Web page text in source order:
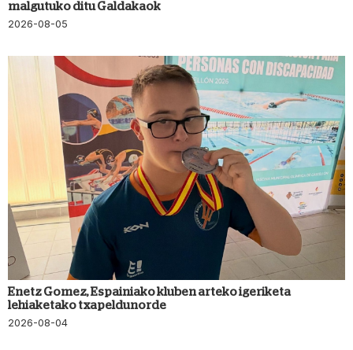
malgutuko ditu Galdakaok
2026-08-05
Enetz Gomez, Espainiako kluben arteko igeriketa
lehiaketako txapeldunorde
2026-08-04